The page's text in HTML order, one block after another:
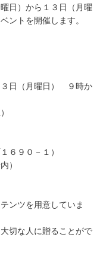
日）から１３日（月曜
ントを開催します。
日（月曜日） ９時か
９０－１）
）
ンツを用意していま
切な人に贈ることがで